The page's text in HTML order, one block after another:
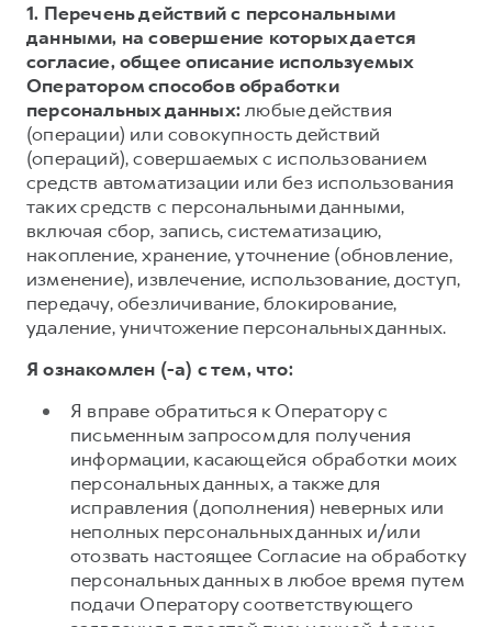
1. Перечень действий с персональными
данными, на совершение которых дается
согласие, общее описание используемых
Оператором способов обработки
персональных данных:любые действия
(операции) или совокупность действий
(операций), совершаемых с использованием
средств автоматизации или без использования
таких средств с персональными данными,
включая сбор, запись, систематизацию,
накопление, хранение, уточнение (обновление,
изменение), извлечение, использование, доступ,
передачу, обезличивание, блокирование,
удаление, уничтожение персональных данных.
Я ознакомлен (-а) с тем, что:
Я вправе обратиться к Оператору с
письменным запросом для получения
информации, касающейся обработки моих
персональных данных, а также для
исправления (дополнения) неверных или
неполных персональных данных и/или
отозвать настоящее Согласие на обработку
персональных данных в любое время путем
подачи Оператору соответствующего